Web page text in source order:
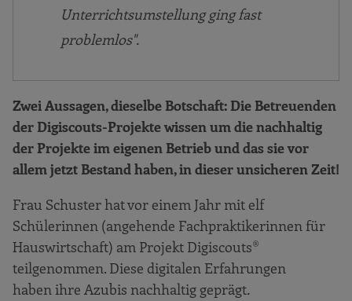
Unterrichtsumstellung ging fast
problemlos".
Zwei Aussagen, dieselbe Botschaft: Die Betreuenden
der Digiscouts-Projekte wissen um die nachhaltig
der Projekte im eigenen Betrieb und das sie vor
allem jetzt Bestand haben, in dieser unsicheren Zeit!
Frau Schuster hat vor einem Jahr mit elf
Schülerinnen (angehende Fachpraktikerinnen für
Hauswirtschaft) am Projekt Digiscouts®
teilgenommen. Diese digitalen Erfahrungen
haben ihre Azubis nachhaltig geprägt.